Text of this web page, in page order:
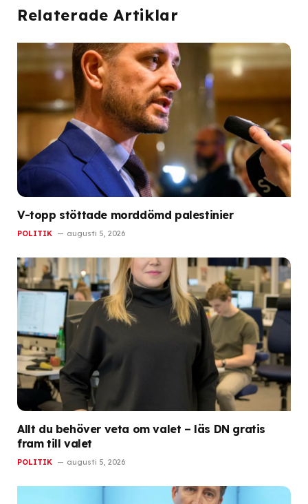
Relaterade Artiklar
V-topp stöttade morddömd palestinier
POLITIK augusti 5, 2026
Allt du behöver veta om valet – läs DN gratis
fram till valet
POLITIK augusti 5, 2026